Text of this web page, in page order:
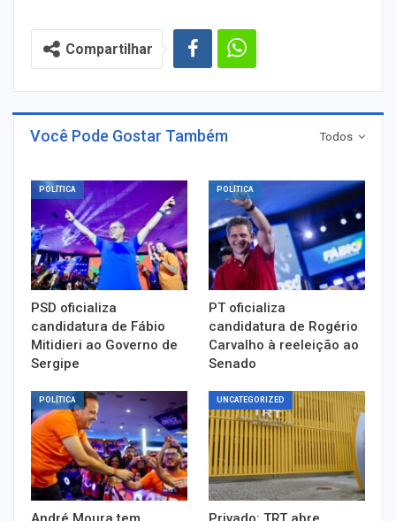
Compartilhar
Todos
Você Pode Gostar Também
POLÍTICA
PSD oficializa
candidatura de Fábio
Mitidieri ao Governo de
Sergipe
POLÍTICA
PT oficializa
candidatura de Rogério
Carvalho à reeleição ao
Senado
POLÍTICA UNCATEGORIZED